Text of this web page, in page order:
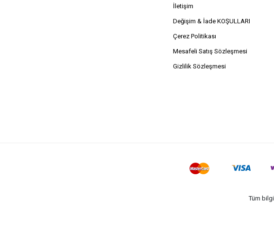
İletişim
Değişim & İade KOŞULLARI
Çerez Politikası
Mesafeli Satış Sözleşmesi
Gizlilik Sözleşmesi
Tüm